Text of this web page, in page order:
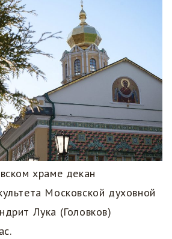
храме декан
Московской духовной
Лука (Головков)